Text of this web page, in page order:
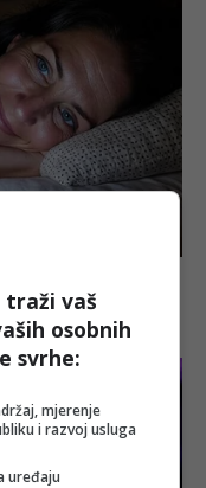
traži vaš
osobnih
svrhe:
mjerenje
i razvoj usluga
uređaju